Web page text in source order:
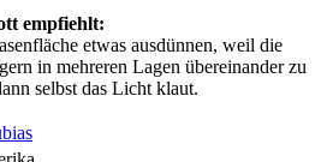
empfiehlt:
etwas ausdünnen, weil die
in mehreren Lagen übereinander zu
selbst das Licht klaut.